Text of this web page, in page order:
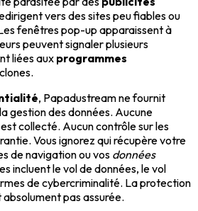
vers des sites peu fiables ou
fenêtres pop-up apparaissent à
peuvent signaler plusieurs
liées aux programmes
, Papadustream ne fournit
gestion des données. Aucune
collecté. Aucun contrôle sur les
Vous ignorez qui récupère votre
de navigation ou vos données
incluent le vol de données, le vol
de cybercriminalité. La protection
pas assurée.